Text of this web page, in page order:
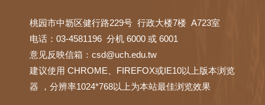
桃园市中坜区健行路229号 行政大楼7楼 A723室
电话：03-4581196 分机 6000 或 6001
意见反映信箱： csd@uch.edu.tw
建议使用 CHROME、FIREFOX或IE10以上版本浏览
器 ，分辨率1024*768以上为本站最佳浏览效果